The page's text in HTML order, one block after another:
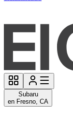
Subaru
en Fresno, CA